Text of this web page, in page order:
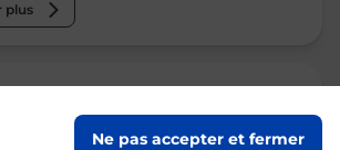
Ne pas accepter et fermer
plus
DU CRIEU